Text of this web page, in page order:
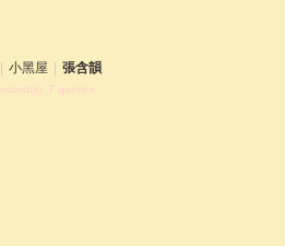
小黑屋 張含韻
7 queries .